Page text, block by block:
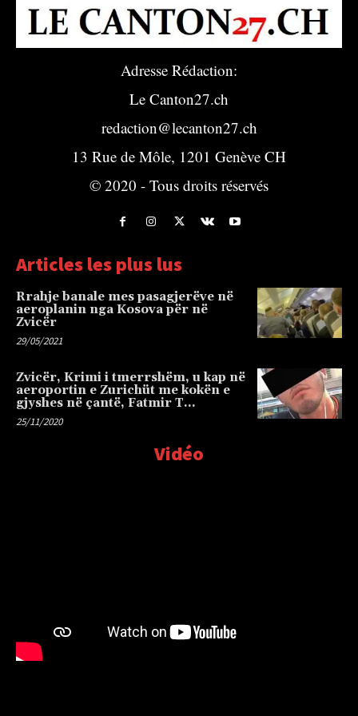
Adresse Rédaction:
Le Canton27.ch
redaction@lecanton27.ch
13 Rue de Môle, 1201 Genève CH
© 2020 - Tous droits réservés
Articles les plus lus
Rrahje banale mes pasagjerëve në
aeroplanin nga Kosova për në
Zvicër
29/05/2021
Zvicër, Krimi i tmerrshëm, u kap në
aeroportin e Zurichüt me kokën e
gjyshes në çantë, Fatmir T…
25/11/2020
Vidéo